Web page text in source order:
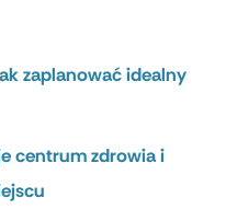
zaplanować idealny
centrum zdrowia i